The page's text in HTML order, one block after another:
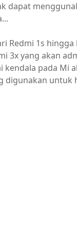
dapat
Redmi 1s
3x yang akan
kendala pada Mi
digunakan untuk